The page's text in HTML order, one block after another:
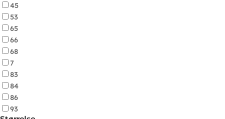
45
53
65
66
68
7
83
84
86
93